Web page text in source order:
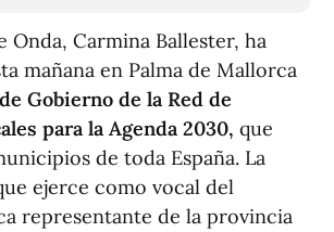
Onda, Carmina Ballester, ha
mañana en Palma de Mallorca
Gobierno de la Red de
para la Agenda 2030, que
de toda España. La
ejerce como vocal del
representante de la provincia